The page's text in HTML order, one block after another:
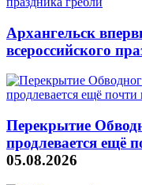
Архангельск
всероссийского
Перекрытие
продлевается ещё
05.08.2026